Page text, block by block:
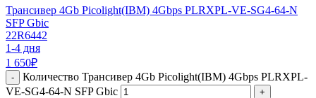
Трансивер 4Gb Picolight(IBM) 4Gbps PLRXPL-VE-SG4-64-N
SFP Gbic
22R6442
1-4 дня
1 650₽
-
Количество Трансивер 4Gb Picolight(IBM) 4Gbps PLRXPL-
VE-SG4-64-N SFP Gbic
+